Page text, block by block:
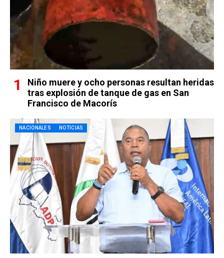
Niño muere y ocho personas resultan heridas
tras explosión de tanque de gas en San
Francisco de Macorís
NACIONALES NOTICIAS